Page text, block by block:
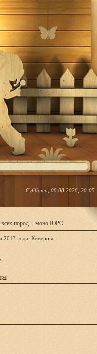
Суббота, 08.08.2026, 20:05
всех пород + моно ЮРО
2013 года. Кемерово.